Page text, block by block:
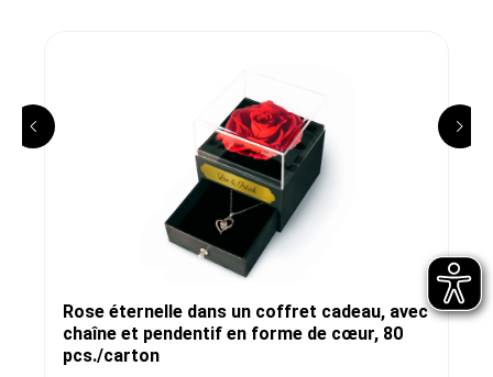
Rose éternelle dans un coffret cadeau, avec
chaîne et pendentif en forme de cœur, 80
pcs./carton